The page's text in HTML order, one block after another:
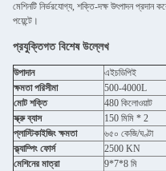
মেশিনটি নির্ভরযোগ্য, শক্তি-দক্ষ উৎপাদন প্রদান
পয়েন্টে।
প্রযুক্তিগত বিশেষ উল্লেখ
উপাদান এইচডিপিই
ক্ষমতা পরিসীমা
500-4000L
মোট শক্তি
480 কিলোওয়াট
স্ক্রু ব্যাস
150 মিমি * 2
প্লাস্টিকাইজিং ক্ষমতা
৬৫০ কেজি/ঘণ্টা
ক্ল্যাম্পিং ফোর্স
2500 KN
মেশিনের মাত্রা
9*7*8 মি